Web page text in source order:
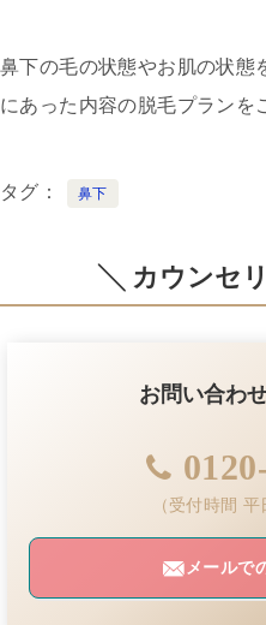
鼻下の毛の状態やお肌の状態
にあった内容の脱毛プランを
タグ 鼻下
╲ カウンセ
お問い合わ
（受付時間 平
メールで